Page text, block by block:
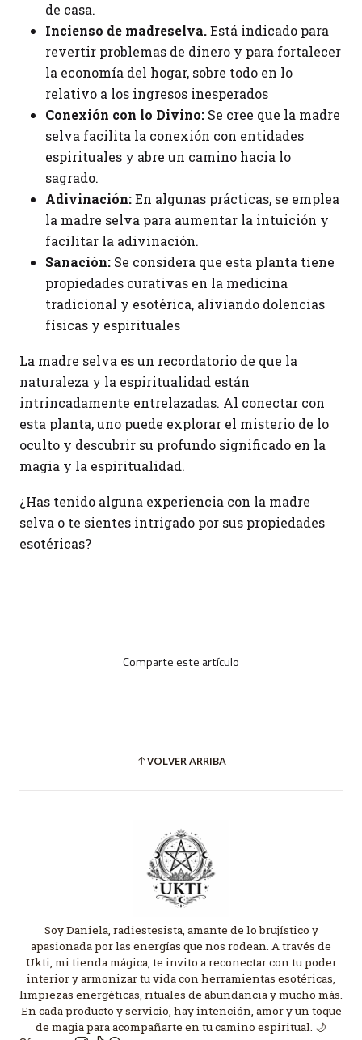
de casa.
Incienso de madreselva.Está indicado para
revertir problemas de dinero y para fortalecer
la economía del hogar, sobre todo en lo
relativo a los ingresos inesperados
Conexión con lo Divino: Se cree que la madre
selva facilita la conexión con entidades
espirituales y abre un camino hacia lo
sagrado.
Adivinación:En algunas prácticas, se emplea
la madre selva para aumentar la intuición y
facilitar la adivinación.
Sanación: Se considera que esta planta tiene
propiedades curativas en la medicina
tradicional y esotérica, aliviando dolencias
físicas y espirituales
La madre selva es un recordatorio de que la
naturaleza y la espiritualidad están
intrincadamente entrelazadas. Al conectar con
esta planta, uno puede explorar el misterio de lo
oculto y descubrir su profundo significado en la
magia y la espiritualidad.
¿Has tenido alguna experiencia con la madre
selva o te sientes intrigado por sus propiedades
esotéricas?
Comparte este artículo
VOLVER ARRIBA
Soy Daniela, radiestesista, amante de lo brujístico y
apasionada por las energías que nos rodean. A través de
Ukti, mi tienda mágica, te invito a reconectar con tu poder
interior y armonizar tu vida con herramientas esotéricas,
limpiezas energéticas, rituales de abundancia y mucho más.
En cada producto y servicio, hay intención, amor y un toque
de magia para acompañarte en tu camino espiritual. 🌙